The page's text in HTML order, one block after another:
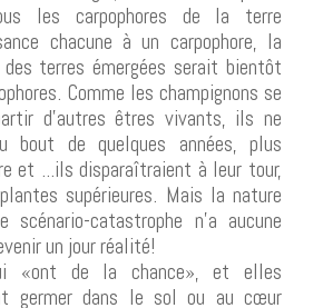
les carpophores de la terre
chacune à un carpophore, la
terres émergées serait bientôt
Comme les champignons se
d'autres êtres vivants, ils ne
bout de quelques années, plus
et ...ils disparaîtraient à leur tour,
supérieures. Mais la nature
catastrophe n'a aucune
un jour réalité!
«ont de la chance», et elles
germer dans le sol ou au cœur